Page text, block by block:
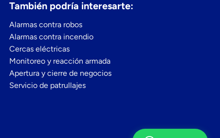
También podría interesarte:
Alarmas contra robos
Alarmas contra incendio
Cercas eléctricas
Monitoreo y reacción armada
Apertura y cierre de negocios
Servicio de patrullajes